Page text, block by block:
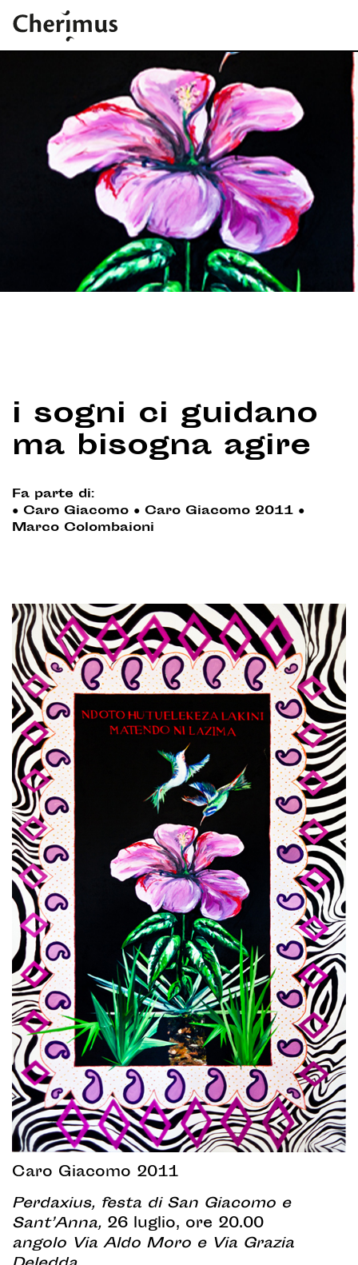
i sogni ci guidano
ma bisogna agire
Fa parte di:
● Caro Giacomo ● Caro Giacomo 2011 ●
Marco Colombaioni
Caro Giacomo 2011
Perdaxius, festa di San Giacomo e
Sant’Anna, 26 luglio, ore 20.00
angolo Via Aldo Moro e Via Grazia